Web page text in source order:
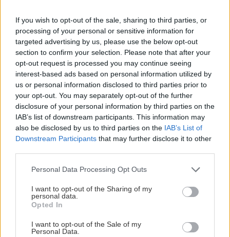
If you wish to opt-out of the sale, sharing to third parties, or
processing of your personal or sensitive information for
targeted advertising by us, please use the below opt-out
section to confirm your selection. Please note that after your
opt-out request is processed you may continue seeing
interest-based ads based on personal information utilized by
us or personal information disclosed to third parties prior to
your opt-out. You may separately opt-out of the further
disclosure of your personal information by third parties on the
IAB’s list of downstream participants. This information may
also be disclosed by us to third parties on the IAB’s List of
Downstream Participants that may further disclose it to other
Please note that this website/app uses one or more Google
not limited to your visit or usage behaviour. You may click to
grant or deny consent to Google and its third-party tags to
use your data for below specified purposes in below Google
consent section.
Personal Data Processing Opt Outs
I want to opt-out of the Sharing of my
personal data.
Opted In
I want to opt-out of the Sale of my
Personal Data.
Ako si vyrobiť poctivú brezovú metlu, ktorá
vydrží roky? Pavol ich takto vyrobil už stovky